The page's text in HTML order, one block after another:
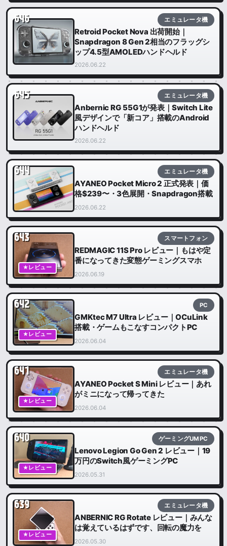
646 エミュレータ機
Retroid Pocket Nova 出荷開始｜
Snapdragon 8 Gen 2相当のフラッグシ
ップ4.5型AMOLEDハンドヘルド
2026.06.22
645 エミュレータ機
Anbernic RG 55G1が発表｜Switch Lite
風デザインで「新コア」搭載のAndroid
ハンドヘルド
2026.06.22
644 エミュレータ機
AYANEO Pocket Micro 2 正式発表｜価
格$239〜・3色展開・Snapdragon搭載
2026.06.22
★レビュー
643 スマートフォン
REDMAGIC 11S Pro レビュー｜もはや定
番になってきた変態ゲーミングスマホ
2026.06.19
★レビュー
642 PC
GMKtec M7 Ultra レビュー｜OCuLink
搭載・ゲームもこなすコンパクトPC
2026.06.04
★レビュー
641 エミュレータ機
AYANEO Pocket S Mini レビュー｜あれ
がミニになって帰ってきた
2026.06.04
★レビュー
640 ゲーミングUMPC
Lenovo Legion Go Gen 2 レビュー｜19
万円のSwitch風ゲーミングPC
2026.05.31
★レビュー
639 エミュレータ機
ANBERNIC RG Rotate レビュー｜みんな
は覚えているはずです、回転の魔力を
2026.05.30